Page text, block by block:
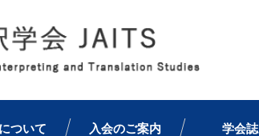
ついて 入会のご案内 学会誌